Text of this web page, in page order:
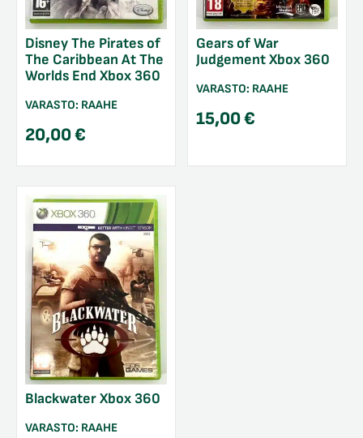
Disney The Pirates of
The Caribbean At The
Worlds End Xbox 360
VARASTO: RAAHE
20,00€
Gears of War
Judgement Xbox 360
VARASTO: RAAHE
15,00€
Blackwater Xbox 360
VARASTO: RAAHE